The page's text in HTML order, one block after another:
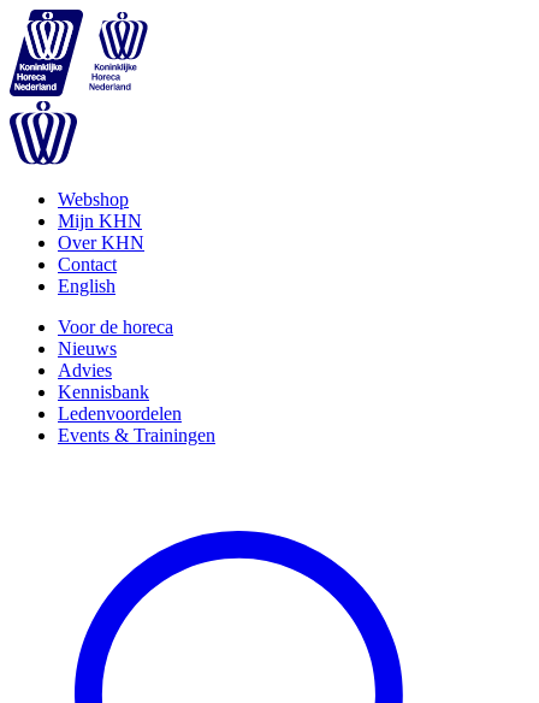
Webshop
Mijn KHN
Over KHN
Contact
English
Voor de horeca
Nieuws
Advies
Kennisbank
Ledenvoordelen
Events & Trainingen